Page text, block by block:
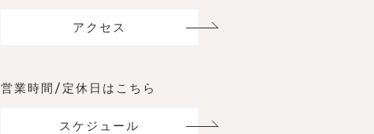
アクセス
営業時間/定休日はこちら
スケジュール